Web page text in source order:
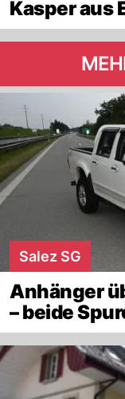
Kasper aus
Salez SG
Anhänger
– beide